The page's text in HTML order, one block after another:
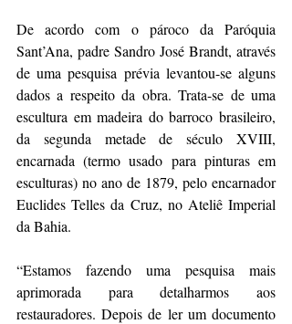
De acordo com o pároco da Paróquia
Sant’Ana, padre Sandro José Brandt, através
de uma pesquisa prévia levantou-se alguns
dados a respeito da obra. Trata-se de uma
escultura em madeira do barroco brasileiro,
da segunda metade de século XVIII,
encarnada (termo usado para pinturas em
esculturas) no ano de 1879, pelo encarnador
Euclides Telles da Cruz, no Ateliê Imperial
da Bahia.
“Estamos fazendo uma pesquisa mais
aprimorada para detalharmos aos
restauradores. Depois de ler um documento